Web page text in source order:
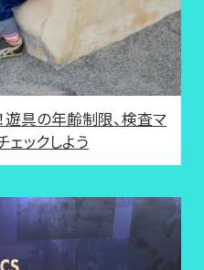
具の年齢制限、検査マ
ェックしよう